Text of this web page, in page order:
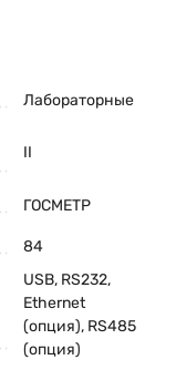
Лабораторные
II
ГОСМЕТР
84
USB, RS232,
Ethernet
(опция), RS485
(опция)